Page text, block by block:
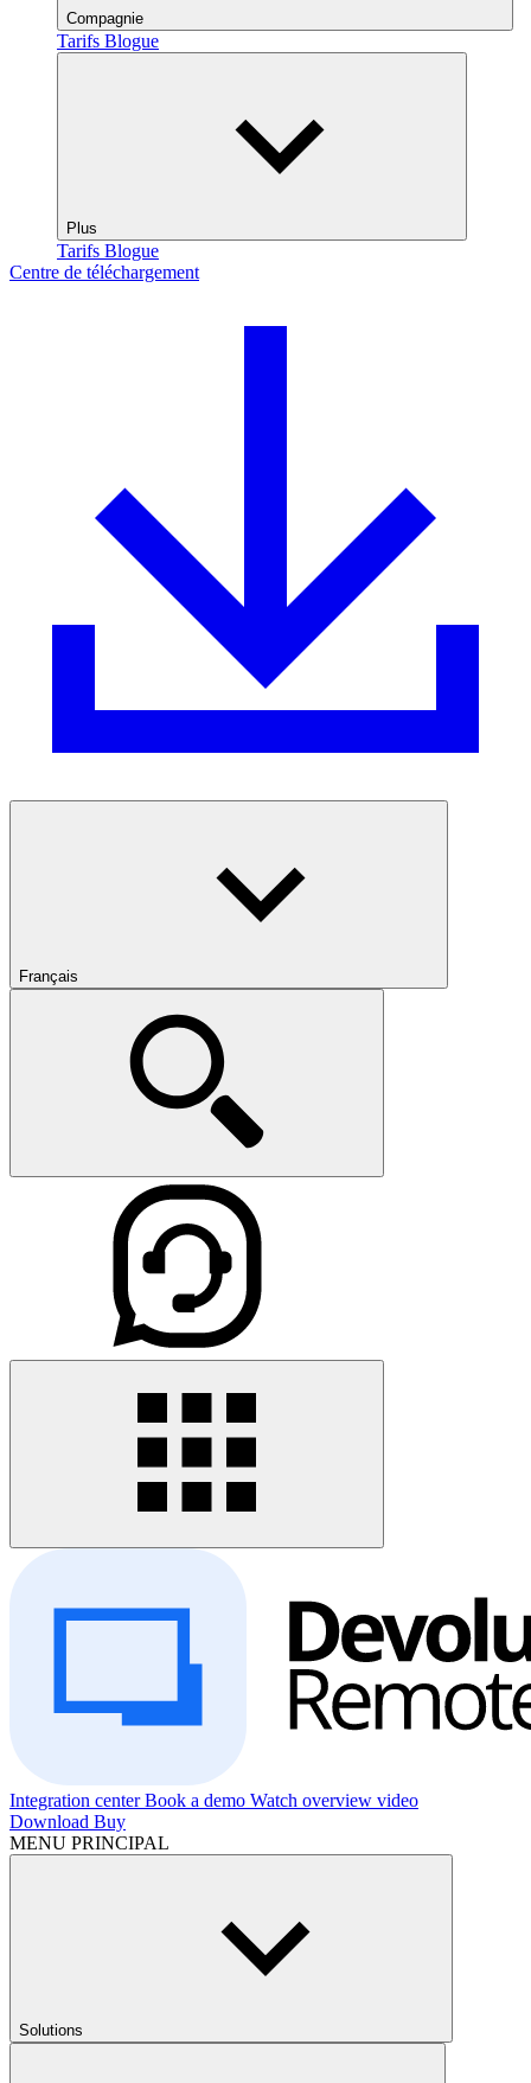
Compagnie
Tarifs Blogue
Plus
Tarifs Blogue
Centre de téléchargement
Français
Integration centerBook a demo Watch overview video
Download Buy
MENU PRINCIPAL
Solutions